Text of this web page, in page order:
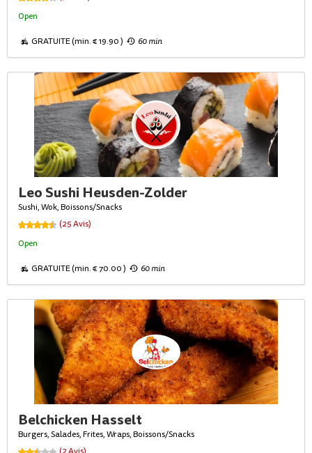
Open
GRATUITE (min. € 19.90 ) 60 min
Leo Sushi Heusden-Zolder
Sushi, Wok, Boissons/Snacks
(25 Avis)
Open
GRATUITE (min. € 70.00 ) 60 min
Belchicken Hasselt
Burgers, Salades, Frites, Wraps, Boissons/Snacks